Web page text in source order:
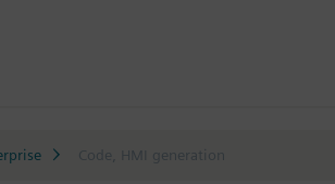
Code, HMI generation